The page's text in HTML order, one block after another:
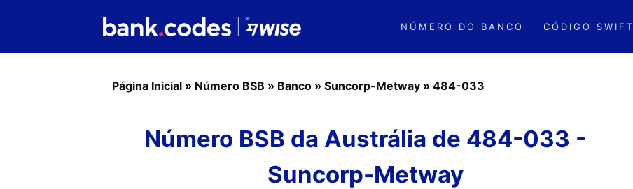
NÚMERO DO BANCO CÓDIGO SWIFT
Página Inicial » Número BSB » Banco » Suncorp-Metway » 484-033
Número BSB da Austrália de 484-033 -
Suncorp-Metway